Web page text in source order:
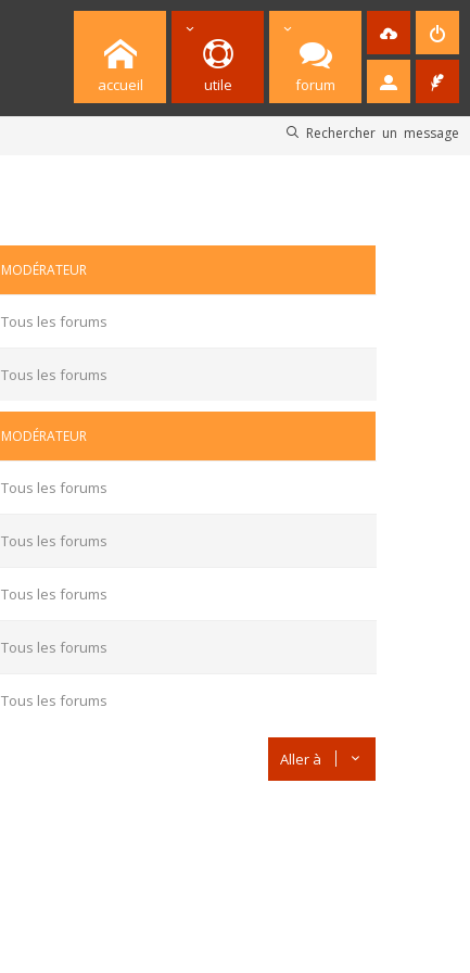
accueil utile forum
Rechercher un message
MODÉRATEUR
Tous les forums
Tous les forums
MODÉRATEUR
Tous les forums
Tous les forums
Tous les forums
Tous les forums
Tous les forums
Aller à